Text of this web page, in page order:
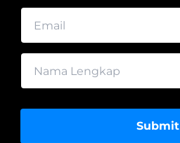
Submit